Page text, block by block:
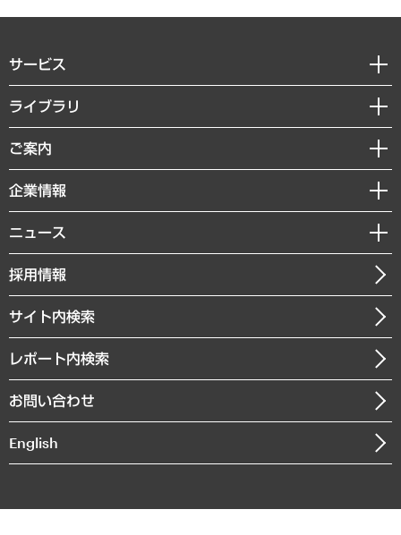
サービス
経営戦略
組織・人事戦略
デジタルイノベーション
共生・ダイバーシティ
GRC（ガバナンス・リスク・コンプライアンス）・防災（政策）
経済・産業・雇用・労働
まちづくり・観光・交通・スポーツ・スマートシティ
自然資源・農林水産業・食料システム
ライブラリ
経済調査
レポート
コラム
経営用語集
受託・受注実績（官公庁関連）
メディア掲載・出演
ご案内
セミナー・イベント情報
MUFGビジネスセミナー
受託案件情報
企業情報
私たちの想い
社長メッセージ
会社概要
沿革
組織図・本部部室紹介
インドネシア現地法人
個人情報保護方針
ニュース
ニュースリリース
お知らせ
採用情報
サイト内検索
レポート内検索
お問い合わせ
English